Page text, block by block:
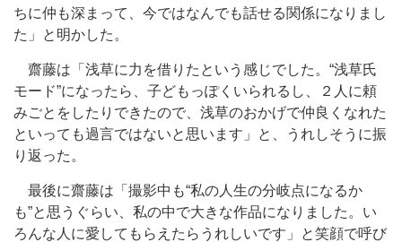
ちに仲も深まって、今ではなんでも話せる関係になりまし
た」と明かした。
齋藤は「浅草に力を借りたという感じでした。“浅草氏
モード”になったら、子どもっぽくいられるし、２人に頼
みごとをしたりできたので、浅草のおかげで仲良くなれた
といっても過言ではないと思います」と、うれしそうに振
り返った。
最後に齋藤は「撮影中も“私の人生の分岐点になるか
も”と思うぐらい、私の中で大きな作品になりました。い
ろんな人に愛してもらえたらうれしいです」と笑顔で呼び